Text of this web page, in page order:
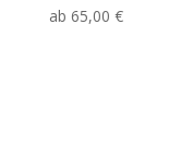
ab 65,00 €